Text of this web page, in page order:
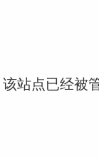
站点已经被